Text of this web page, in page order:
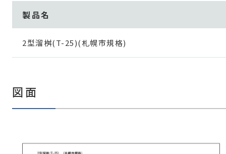
製品名
2型溜桝(T-25)(札幌市規格)
図面